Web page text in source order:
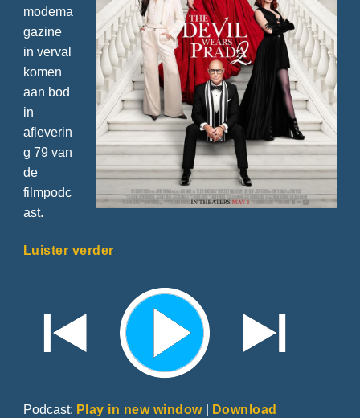
modema
gazine
in verval
komen
aan bod
in
afleverin
g 79 van
de
filmpodc
ast.
Luister verder
Podcast: Play in new window| Download